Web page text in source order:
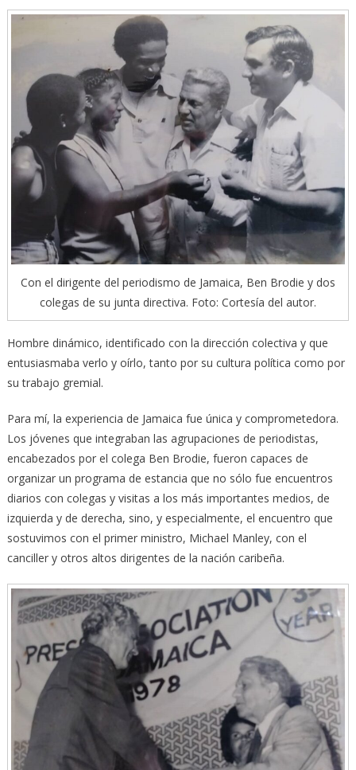
Con el dirigente del periodismo de Jamaica, Ben Brodie y dos
colegas de su junta directiva. Foto: Cortesía del autor.
Hombre dinámico, identificado con la dirección colectiva y que
entusiasmaba verlo y oírlo, tanto por su cultura política como por
su trabajo gremial.
Para mí, la experiencia de Jamaica fue única y comprometedora.
Los jóvenes que integraban las agrupaciones de periodistas,
encabezados por el colega Ben Brodie, fueron capaces de
organizar un programa de estancia que no sólo fue encuentros
diarios con colegas y visitas a los más importantes medios, de
izquierda y de derecha, sino, y especialmente, el encuentro que
sostuvimos con el primer ministro, Michael Manley, con el
canciller y otros altos dirigentes de la nación caribeña.